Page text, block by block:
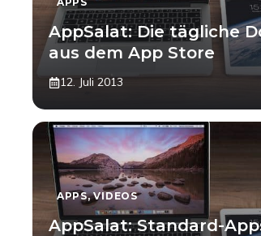
AppSalat: Die tägliche
aus dem App Store
12. Juli 2013
APPS,VIDEOS
AppSalat: Standard-